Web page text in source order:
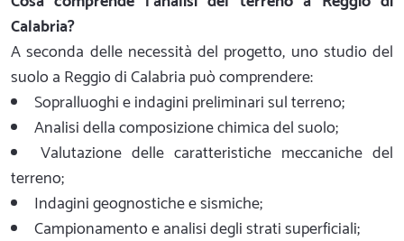
Calabria?
A seconda delle necessità del progetto, uno studio del
suolo a Reggio di Calabria può comprendere:
Sopralluoghi e indagini preliminari sul terreno;
Analisi della composizione chimica del suolo;
Valutazione delle caratteristiche meccaniche del
terreno;
Indagini geognostiche e sismiche;
Campionamento e analisi degli strati superficiali;